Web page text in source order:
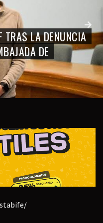
TRAS LA DENUNCIA
DE